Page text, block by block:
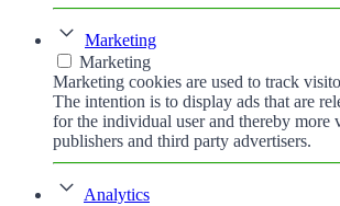
Marketing
Marketing
Marketing cookies are used to track
The intention is to display ads that are
for the individual user and thereby more
publishers and third party advertisers.
Analytics